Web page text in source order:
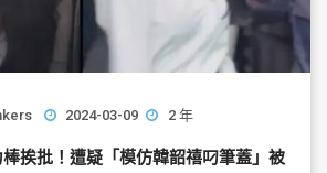
2024-03-09 2 年
挨批！遭疑「模仿韓韶禧叼筆蓋」被